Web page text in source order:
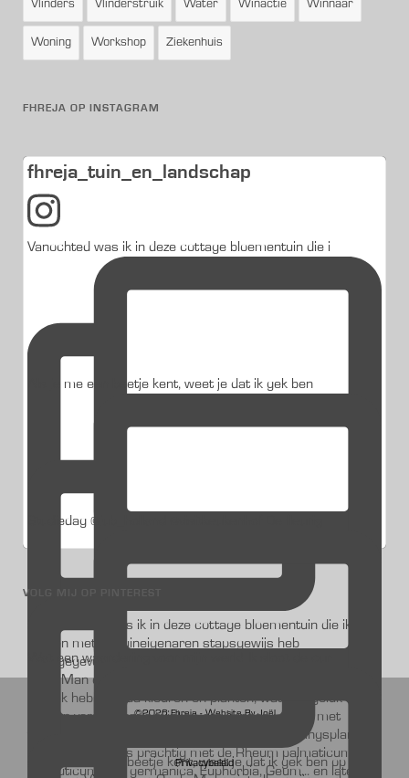
Vlinders Vlinderstruik Water Winactie Winnaar
Woning Workshop Ziekenhuis
FHREJA OP INSTAGRAM
fhreja_tuin_en_landschap
Vanochted was ik in deze cottage bloementuin die i
Als je me een beetje kent, weet je dat ik gek ben
Studiedag @jub_holland @visitkeukenhof De fleurig
Wat een waardering voor mijn werk! Ik sloot de cur
VOLG MIJ OP PINTEREST
©2026 Fhreja - WebsiteBy Joël
Privacybeleid